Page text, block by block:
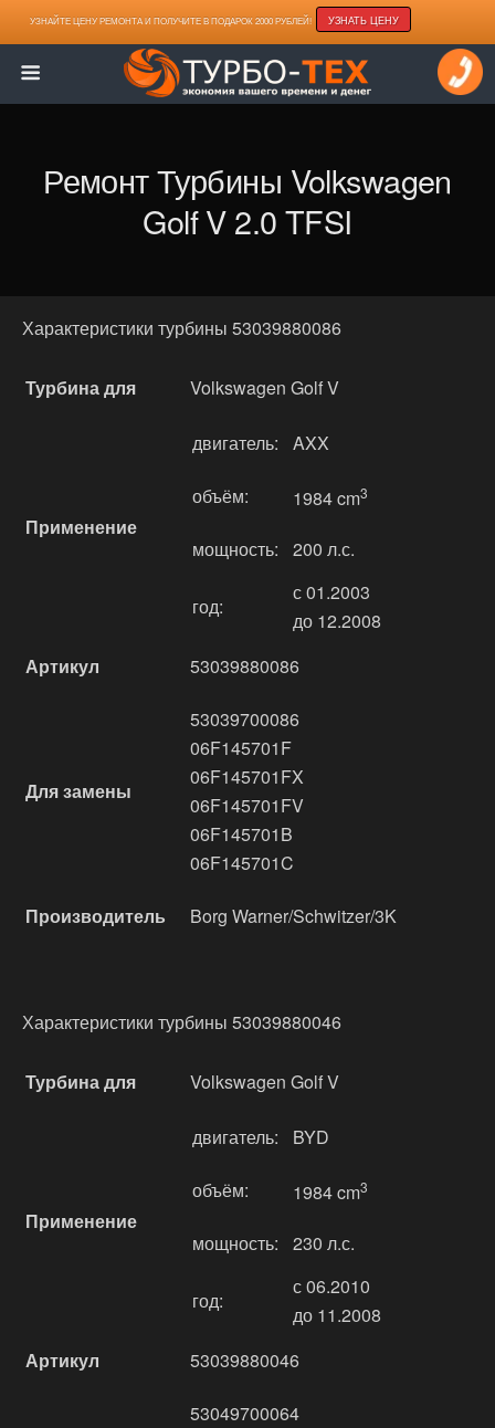
УЗНАЙТЕ ЦЕНУ РЕМОНТА И ПОЛУЧИТЕ В ПОДАРОК 2000 РУБЛЕЙ! УЗНАТЬ ЦЕНУ
Ремонт Турбины Volkswagen
Golf V 2.0 TFSI
Характеристики турбины 53039880086
Турбина для Volkswagen Golf V
Применение
двигатель: AXX
объём: 1984 cm3
мощность: 200 л.с.
год:
с 01.2003
до 12.2008
Артикул
53039880086
Для замены
53039700086
06F145701F
06F145701FX
06F145701FV
06F145701B
06F145701C
Производитель Borg Warner/Schwitzer/3K
Характеристики турбины 53039880046
Турбина для Volkswagen Golf V
Применение
двигатель: BYD
объём: 1984 cm3
мощность: 230 л.с.
год:
с 06.2010
до 11.2008
Артикул
53039880046
53049700064